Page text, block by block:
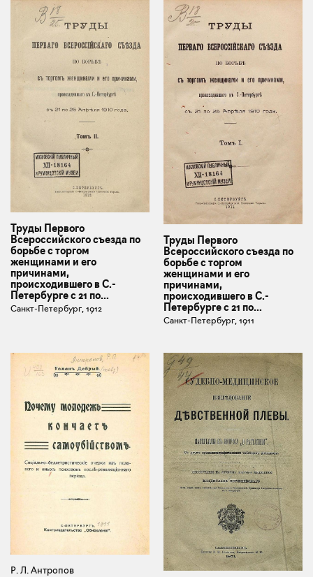
Труды Первого
Всероссийского съезда по
борьбе с торгом
женщинами и его
причинами,
происходившего в С.-
Петербурге с 21 по...
Санкт-Петербург, 1912
Труды Первого
Всероссийского съезда по
борьбе с торгом
женщинами и его
причинами,
происходившего в С.-
Петербурге с 21 по...
Санкт-Петербург, 1911
Р. Л. Антропов